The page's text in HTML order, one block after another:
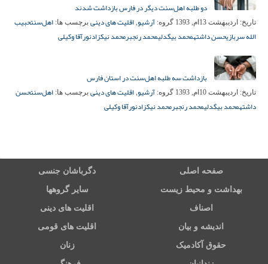
دو طلبه اهل‌سنت دیگر در فارس بازداشت شدند
تاریخ: اردیبهشت 13ام, 1393 گروه: آرشیو, اقلیت های دینی برچسب ها: اهل‌سنتحبیب
الله سربازیحسن داشتهمحمد بیگدلیمحمد رنجبرمحمد نیکزادنورآقا وکیلی
بازداشت سه طلبه اهل‌سنت در استان فارس
تاریخ: اردیبهشت 10ام, 1393 گروه: آرشیو, اقلیت های دینی برچسب ها: اهل‌سنتحسن
داشتهمحمد بیگدلیمحمد رنجبرمحمد نیکزادنورآقا وکیلی
صفحه اصلی دگرباشان جنسی
بهداشت و محیط زیست سایر گروهها
اصناف اقلیت های دینی
اندیشه و بیان اقلیت های قومی
حقوق آکادمیک زنان